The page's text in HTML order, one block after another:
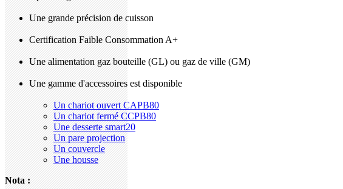
Une grande précision de cuisson
Certification Faible Consommation A+
Une alimentation gaz bouteille (GL) ou gaz de ville (GM)
Une gamme d'accessoires est disponible
Un chariot ouvert CAPB80
Un chariot fermé CCPB80
Une desserte smart20
Un pare projection
Un couvercle
Une housse
Nota :